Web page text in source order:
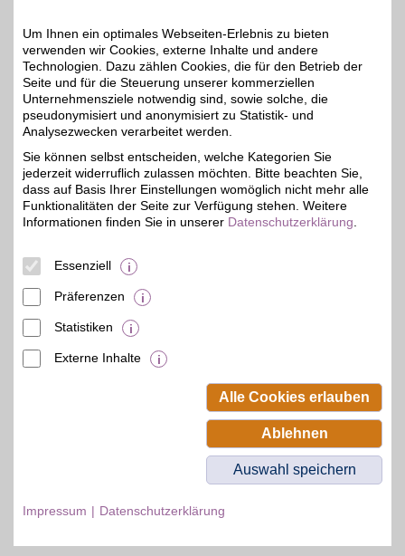
sportlich sparen.
Zum Partnerprofil
bis zu 6%
FC Bayern Fan-Shop
Im offiziellen Fan-Shop
Trikots, Bekleidung und
Accessoires online
bestellen und mit BSW-
Vorteil beim Shoppen der
Beamten-Selbsthilfewerk GmbH.
Um Ihnen ein optimales Webseiten-Erlebnis zu bieten
verwenden wir Cookies, externe Inhalte und andere
Technologien. Dazu zählen Cookies, die für den Betrieb der
Seite und für die Steuerung unserer kommerziellen
Unternehmensziele notwendig sind, sowie solche, die
pseudonymisiert und anonymisiert zu Statistik- und
Analysezwecken verarbeitet werden.
Sie können selbst entscheiden, welche Kategorien Sie
jederzeit widerruflich zulassen möchten. Bitte beachten Sie,
dass auf Basis Ihrer Einstellungen womöglich nicht mehr alle
Funktionalitäten der Seite zur Verfügung stehen. Weitere
Informationen finden Sie in unserer Datenschutzerklärung
Essenziell
Präferenzen
Statistiken
Externe Inhalte
Alle Cookies erlauben
Ablehnen
Auswahl speichern
Impressum Datenschutzerklärung